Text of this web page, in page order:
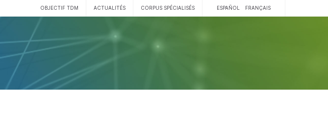
OBJECTIF TDM ACTUALITÉS CORPUS SPÉCIALISÉS ESPAÑOL FRANÇAIS